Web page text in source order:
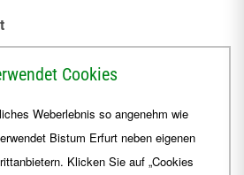
Erfurt.de
Cookies
Weberlebnis so angenehm wie
Bistum Erfurt neben eigenen
Klicken Sie auf „Cookies